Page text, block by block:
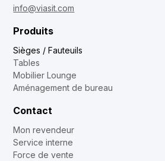
info@viasit.com
Produits
Sièges / Fauteuils
Tables
Mobilier Lounge
Aménagement de bureau
Contact
Mon revendeur
Service interne
Force de vente